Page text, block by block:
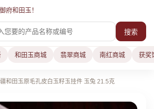
府和田玉！
搜索
和田玉商城 翡翠商城 南红商城 获奖
和田玉原毛孔皮白玉籽玉挂件 玉兔 21.5克